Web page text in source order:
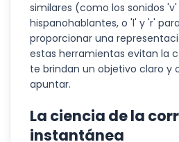
similares (como los sonidos
hispanohablantes, o 'l' y 'r'
proporcionar una
estas herramientas evitan la
te brindan un objetivo claro y
apuntar.
La ciencia de la
instantánea